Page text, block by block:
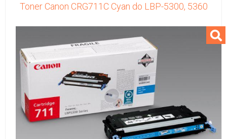
Toner Canon CRG711C Cyan do LBP-5300, 5360